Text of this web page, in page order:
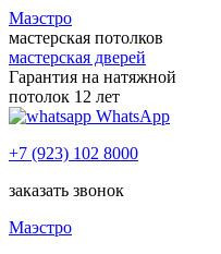
Маэстро
мастерская потолков
мастерская дверей
Гарантия на натяжной
потолок 12 лет
WhatsApp
+7 (923) 102 8000
заказать звонок
Маэстро